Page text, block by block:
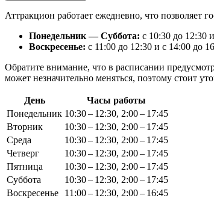
Аттракцион работает ежедневно, что позволяет
Понедельник — Суббота: с 10:30 до 12:30
Воскресенье: с 11:00 до 12:30 и с 14:00 до
Обратите внимание, что в расписании
может незначительно меняться, поэтому стоит
День
Часы работы
Понедельник 10:30 – 12:30, 2:00 – 17:45
Вторник
10:30 – 12:30, 2:00 – 17:45
Среда
10:30 – 12:30, 2:00 – 17:45
Четверг
10:30 – 12:30, 2:00 – 17:45
Пятница
10:30 – 12:30, 2:00 – 17:45
Суббота
10:30 – 12:30, 2:00 – 17:45
Воскресенье
11:00 – 12:30, 2:00 – 16:45